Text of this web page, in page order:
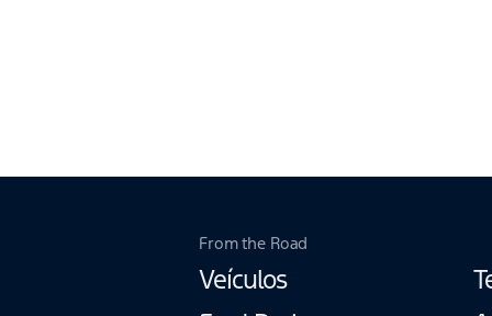
From the Road
Veículos